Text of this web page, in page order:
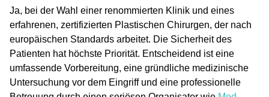
Ja, bei der Wahl einer renommierten Klinik und eines
erfahrenen, zertifizierten Plastischen Chirurgen, der nach
europäischen Standards arbeitet. Die Sicherheit des
Patienten hat höchste Priorität. Entscheidend ist eine
umfassende Vorbereitung, eine gründliche medizinische
Untersuchung vor dem Eingriff und eine professionelle